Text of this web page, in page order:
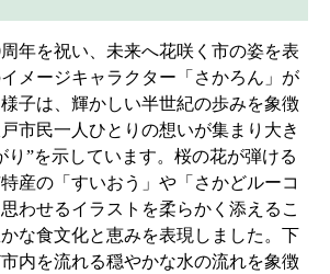
年を祝い、未来へ花咲く市の姿を表
メージキャラクター「さかろん」が
子は、輝かしい半世紀の歩みを象徴
市民一人ひとりの想いが集まり大き
り”を示しています。桜の花が弾ける
産の「すいおう」や「さかどルーコ
わせるイラストを柔らかく添えるこ
な食文化と恵みを表現しました。下
内を流れる穏やかな水の流れを象徴